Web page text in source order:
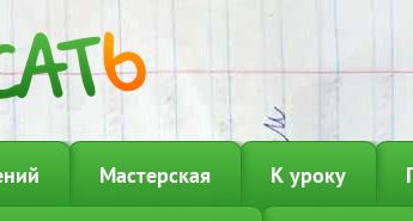
Мастерская К уроку